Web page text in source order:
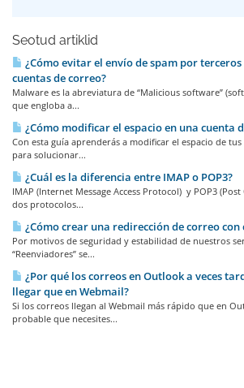
Seotud artiklid
¿Cómo evitar el envío de spam por
cuentas de correo?
Malware es la abreviatura de “Malicious software”
que engloba a...
¿Cómo modificar el espacio en una cuenta
Con esta guía aprenderás a modificar el espacio de
para solucionar...
¿Cuál es la diferencia entre IMAP o POP3?
IMAP (Internet Message Access Protocol) y POP3
dos protocolos...
¿Cómo crear una redirección de correo con
Por motivos de seguridad y estabilidad de nuestros
“Reenviadores” se...
¿Por qué los correos en Outlook a veces
llegar que en Webmail?
Si los correos llegan al Webmail más rápido que en
probable que necesites...